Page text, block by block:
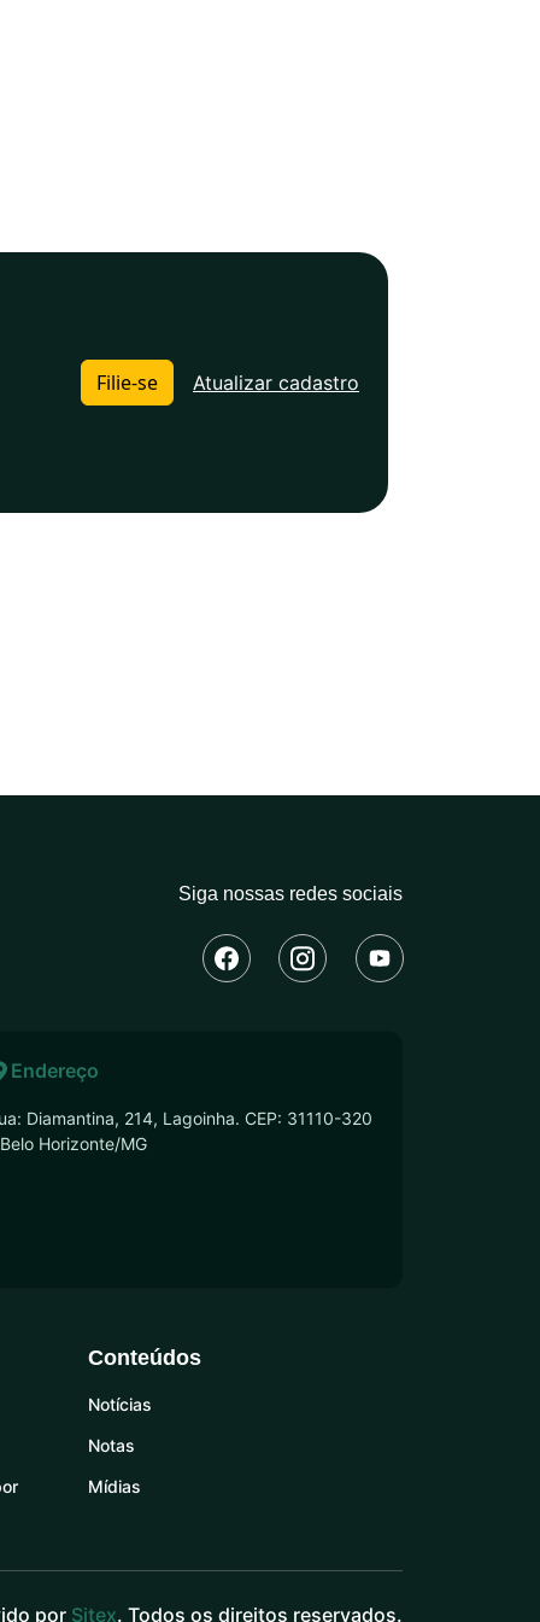
Filie-se Atualizar cadastro
Siga nossas redes sociais
Endereço
Diamantina, 214, Lagoinha. CEP: 31110-320
Horizonte/MG
Conteúdos
Notícias
Notas
Mídias
por Sitex. Todos os direitos reservados.